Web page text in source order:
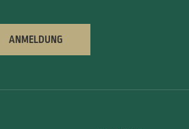
ANMELDUNG